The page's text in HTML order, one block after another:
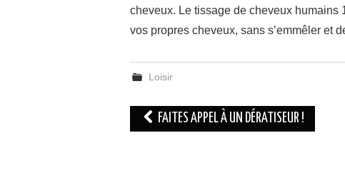
cheveux. Le tissage de cheveux humains
vos propres cheveux, sans s’emmêler et
Loisir
Navigation
des
FAITES APPEL À UN DÉRATISEUR !